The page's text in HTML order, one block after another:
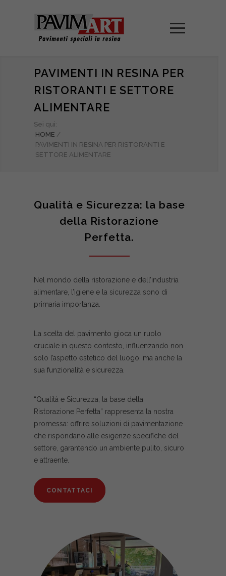
PAVIMENTI IN RESINA PER
RISTORANTI E SETTORE
ALIMENTARE
Sei qui:
HOME /
PAVIMENTI IN RESINA PER RISTORANTI E
SETTORE ALIMENTARE
Qualità e Sicurezza: la base
della Ristorazione
Perfetta.
Nel mondo della ristorazione e dell’industria
alimentare, l’igiene e la sicurezza sono di
primaria importanza.
La scelta del pavimento gioca un ruolo
cruciale in questo contesto, influenzando non
solo l’aspetto estetico del luogo, ma anche la
sua funzionalità e sicurezza.
“Qualità e Sicurezza, la base della
Ristorazione Perfetta” rappresenta la nostra
promessa: offrire soluzioni di pavimentazione
che rispondano alle esigenze specifiche del
settore, garantendo un ambiente pulito, sicuro
e attraente.
CONTATTACI